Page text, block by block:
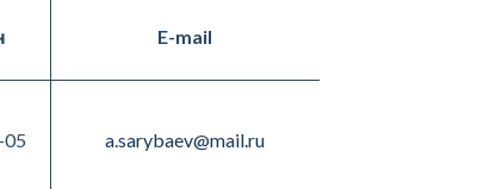
E-mail
a.sarybaev@mail.ru